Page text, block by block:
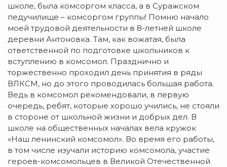
школе, была комсоргом класса, а в Суражском
педучилище – комсоргом группы! Помню начало
моей трудовой деятельности в 8-летней школе
деревни Антоновка. Там, как вожатая, была
ответственной по подготовке школьников к
вступлению в комсомол. Празднично и
торжественно проходил день принятия в ряды
ВЛКСМ, но до этого проводилась большая работа.
Ведь в комсомол рекомендовали, в первую
очередь, ребят, которые хорошо учились, не стояли
в стороне от школьной жизни и добрых дел. В
школе на общественных началах вела кружок
«Наш ленинский комсомол». Во время его работы,
в том числе изучали историю комсомола, участие
героев-комсомольцев в Великой Отечественной